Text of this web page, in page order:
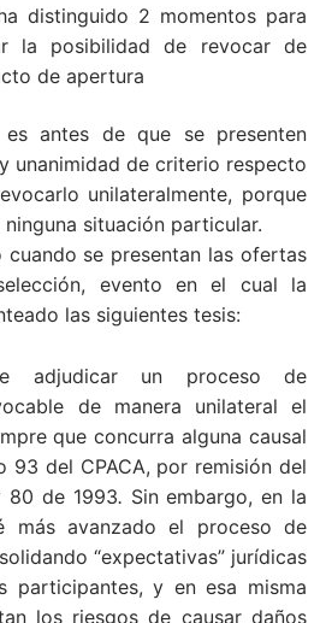
distinguido 2 momentos para
la posibilidad de revocar de
de apertura
antes de que se presenten
unanimidad de criterio respecto
unilateralmente, porque
situación particular.
cuando se presentan las ofertas
evento en el cual la
las siguientes tesis:
adjudicar un proceso de
de manera unilateral el
que concurra alguna causal
93 del CPACA, por remisión del
80 de 1993. Sin embargo, en la
más avanzado el proceso de
“expectativas” jurídicas
participantes, y en esa misma
los riesgos de causar daños